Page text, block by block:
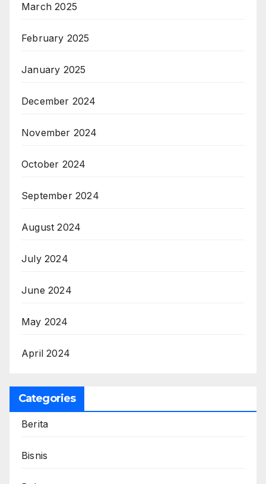
March 2025
February 2025
January 2025
December 2024
November 2024
October 2024
September 2024
August 2024
July 2024
June 2024
May 2024
April 2024
Categories
Berita
Bisnis